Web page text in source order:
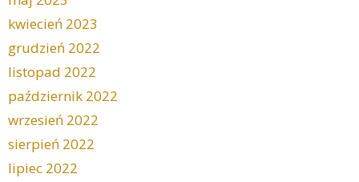
kwiecień 2023
grudzień 2022
listopad 2022
październik 2022
wrzesień 2022
sierpień 2022
lipiec 2022